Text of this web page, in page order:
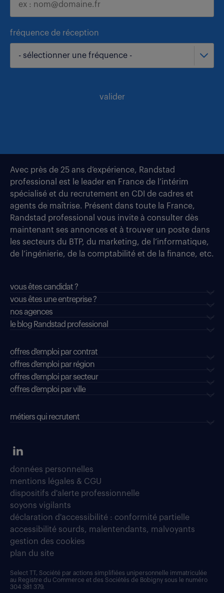
fréquence de réception
- sélectionner une fréquence -
valider
Avec près de 25 ans d’expérience, Randstad
professional est le leader en France de l’intérim
spécialisé et du recrutement en CDI de cadres et
agents de maîtrise. Présent dans toute la France,
Randstad professional vous invite à consulter dès
maintenant ses annonces et à trouver un poste dans
les secteurs du BTP, du marketing, de l’informatique,
de l’ingénierie, de la comptabilité et de la finance, etc.
vous êtes candidat ?
vous êtes une entreprise ?
nos agences
le blog Randstad professional
offres d'emploi par contrat
offres d'emploi par région
offres d'emploi par secteur
offres d’emploi par ville
métiers qui recrutent
données personnelles
mentions légales & CGU
dispositifs d'alerte professionnelle
soyons vigilants
déclaration d'accessibilité : conformité partielle
accessibilité sourds, malentendants, malvoyants
gestion des cookies
plan du site
Select TT, Société par actions simplifiées unipersonnelle immatriculée
au Registre du Commerce et des Sociétés de Bobigny sous le numéro
304 381 379.